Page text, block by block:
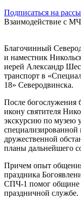
Подписаться на
Взаимодействие с
Благочинный
и наместник
иерей Александр
транспорт в
18» Северодвинска.
После богослужения
икону святителя
экскурсию по музею
дружественной
планы дальнейшего
Причем опыт
праздника
СПЧ-1 помог общине
праздничной службе.